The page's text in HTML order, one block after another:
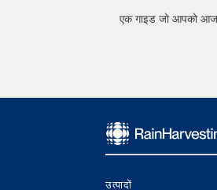
एक गाइड जो आपको आज
उत्पादों